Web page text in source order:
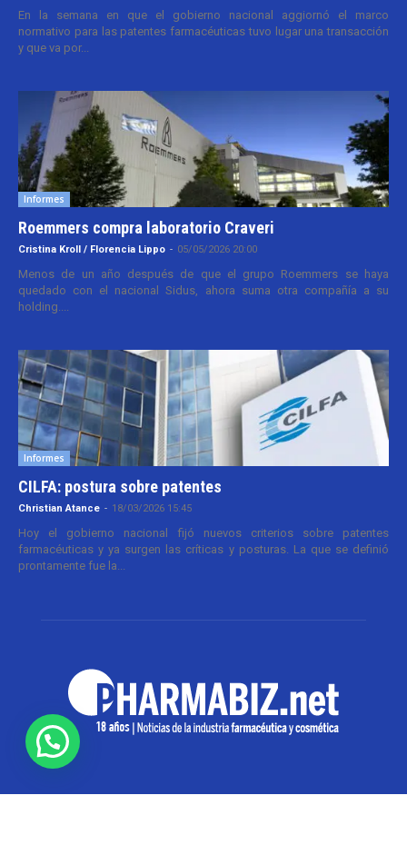
En la semana en que el gobierno nacional aggiornó el marco
normativo para las patentes farmacéuticas tuvo lugar una transacción
y que va por...
Informes
Roemmers compra laboratorio Craveri
Cristina Kroll / Florencia Lippo - 05/05/2026 20:00
Menos de un año después de que el grupo Roemmers se haya
quedado con el nacional Sidus, ahora suma otra compañía a su
holding....
Informes
CILFA: postura sobre patentes
Christian Atance - 18/03/2026 15:45
Hoy el gobierno nacional fijó nuevos criterios sobre patentes
farmacéuticas y ya surgen las críticas y posturas. La que se definió
prontamente fue la...
SOBRE NOSOTROS